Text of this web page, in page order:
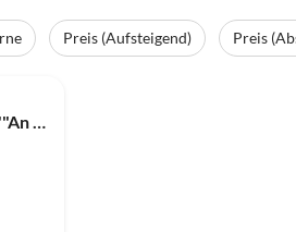
Preis (Aufsteigend)
Preis
Bungalow Sommerblockhaus ""An de Möhl"